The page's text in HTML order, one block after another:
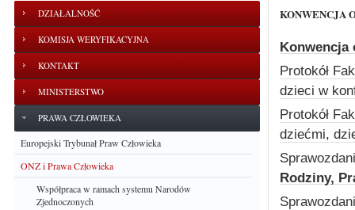
DZIAŁALNOŚĆ
KOMISJA WERYFIKACYJNA
KONTAKT
MINISTERSTWO
PRAWA CZŁOWIEKA
Europejski Trybunał Praw Człowieka
ONZ i Prawa Człowieka
Współpraca w ramach systemu Narodów
Zjednoczonych
KONWENCJA
Konwencja
Protokół
dzieci w
Protokół
dziećmi,
Rodziny,